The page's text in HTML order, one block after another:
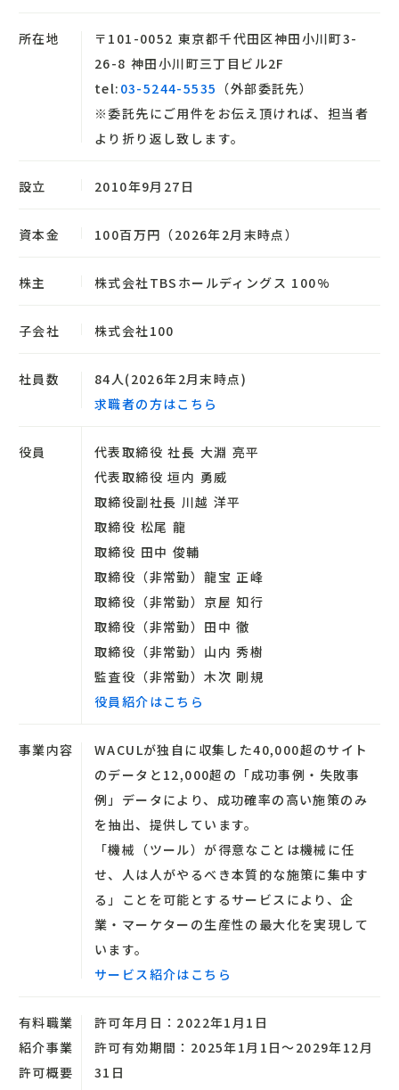
所在地
〒101-0052 東京都千代田区神田小川町3-
26-8 神田小川町三丁目ビル2F
tel: 03-5244-5535 （外部委託先）
※委託先にご用件をお伝え頂ければ、担当者
より折り返し致します。
設立 2010年9月27日
資本金 100百万円（2026年2月末時点）
株主 株式会社TBSホールディングス 100%
子会社 株式会社100
社員数
84人(2026年2月末時点)
求職者の方はこちら
役員
代表取締役 社長 大淵 亮平
代表取締役 垣内 勇威
取締役副社長 川越 洋平
取締役 松尾 龍
取締役 田中 俊輔
取締役（非常勤）龍宝 正峰
取締役（非常勤）京屋 知行
取締役（非常勤）田中 徹
取締役（非常勤）山内 秀樹
監査役（非常勤）木次 剛規
役員紹介はこちら
事業内容
WACULが独自に収集した40,000超のサイト
のデータと12,000超の「成功事例・失敗事
例」データにより、成功確率の高い施策のみ
を抽出、提供しています。
「機械（ツール）が得意なことは機械に任
せ、人は人がやるべき本質的な施策に集中す
る」ことを可能とするサービスにより、企
業・マーケターの生産性の最大化を実現して
います。
サービス紹介はこちら
有料職業
紹介事業
許可概要
許可年月日：2022年1月1日
許可有効期間：2025年1月1日～2029年12月
31日